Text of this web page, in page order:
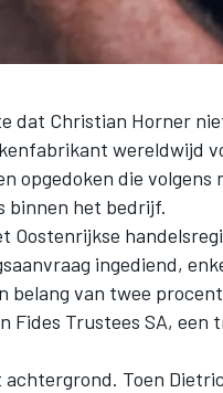
dat Christian Horner
wereldwijd
opgedoken die volgens
binnen het bedrijf.
ingediend,
van twee procent
Fides Trustees SA,
Toen